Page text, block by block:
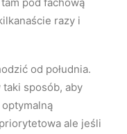
razy i
od południa.
taki sposób, aby
ale jeśli